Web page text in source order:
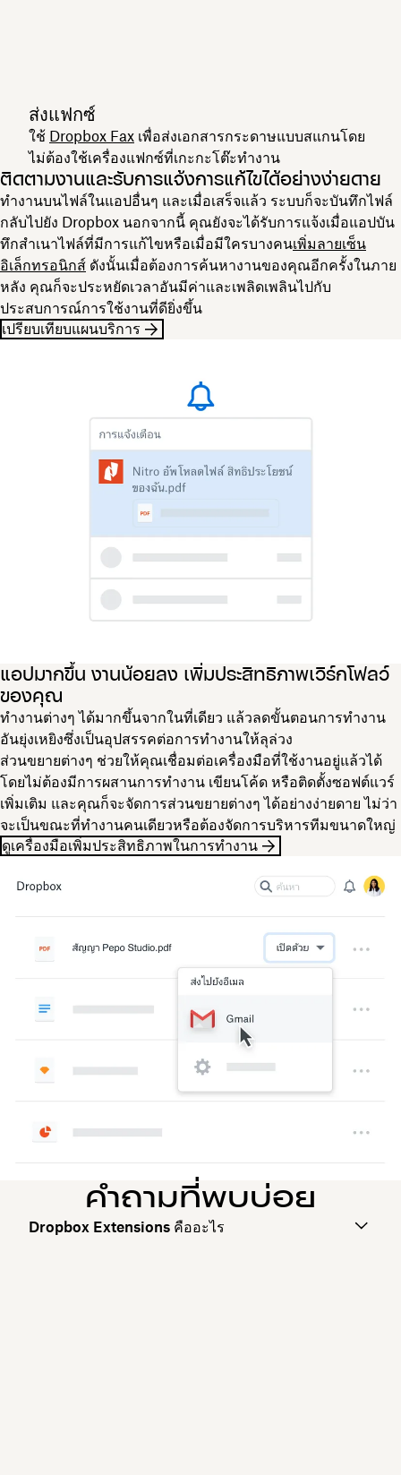
ส่งแฟกซ์
ใช้ Dropbox Fax เพื่อส่งเอกสารกระดาษแบบสแกนโดย
ไม่ต้องใช้เครื่องแฟกซ์ที่เกะกะโต๊ะทำงาน
ติดตามงานและรับการแจ้งการแก้ไขได้อย่างง่ายดาย
ทำงานบนไฟล์ในแอปอื่นๆ และเมื่อเสร็จแล้ว ระบบก็จะบันทึกไฟล์
กลับไปยัง Dropbox นอกจากนี้ คุณยังจะได้รับการแจ้งเมื่อแอปบัน
ทึกสำเนาไฟล์ที่มีการแก้ไขหรือเมื่อมีใครบางคนเพิ่มลายเซ็น
อิเล็กทรอนิกส์ ดังนั้นเมื่อต้องการค้นหางานของคุณอีกครั้งในภาย
หลัง คุณก็จะประหยัดเวลาอันมีค่าและเพลิดเพลินไปกับ
ประสบการณ์การใช้งานที่ดียิ่งขึ้น
เปรียบเทียบแผนบริการ
แอปมากขึ้น งานน้อยลง เพิ่มประสิทธิภาพเวิร์กโฟลว์
ของคุณ
ทำงานต่างๆ ได้มากขึ้นจากในที่เดียว แล้วลดขั้นตอนการทำงาน
อันยุ่งเหยิงซึ่งเป็นอุปสรรคต่อการทำงานให้ลุล่วง
ส่วนขยายต่างๆ ช่วยให้คุณเชื่อมต่อเครื่องมือที่ใช้งานอยู่แล้วได้
โดยไม่ต้องมีการผสานการทำงาน เขียนโค้ด หรือติดตั้งซอฟต์แวร์
เพิ่มเติม และคุณก็จะจัดการส่วนขยายต่างๆ ได้อย่างง่ายดาย ไม่ว่า
จะเป็นขณะที่ทำงานคนเดียวหรือต้องจัดการบริหารทีมขนาดใหญ่
ดูเครื่องมือเพิ่มประสิทธิภาพในการทำงาน
คำถามที่พบบ่อย
Dropbox Extensions คืออะไร